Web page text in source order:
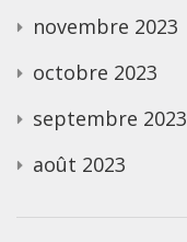
novembre 2023
octobre 2023
septembre 2023
août 2023